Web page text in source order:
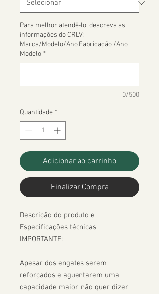
Para melhor atendê-lo, descreva as
informações do CRLV:
Marca/Modelo/Ano Fabricação /Ano
Modelo *
0/500
Quantidade *
Adicionar ao carrinho
Finalizar Compra
Descrição do produto e
Especificações técnicas
IMPORTANTE:
Apesar dos engates serem
reforçados e aguentarem uma
capacidade maior, não quer dizer